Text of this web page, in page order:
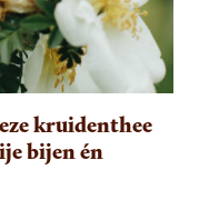
kruidenthee
bijen én